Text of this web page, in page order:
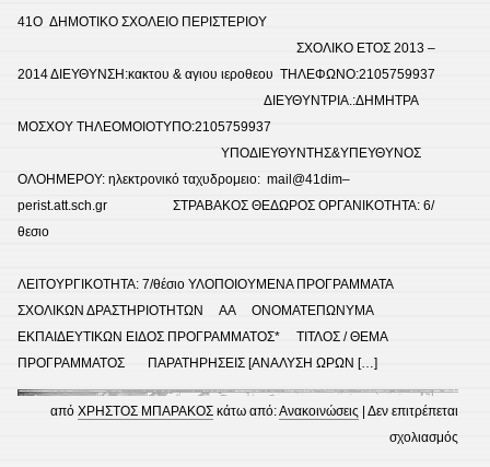
41Ο ΔΗΜΟΤΙΚΟ ΣΧΟΛΕΙΟ ΠΕΡΙΣΤΕΡΙΟΥ
ΣΧΟΛΙΚΟ ΕΤΟΣ 2013 –
2014 ΔΙΕΥΘΥΝΣΗ:κακτου & αγιου ιεροθεου ΤΗΛΕΦΩΝΟ:2105759937
ΔΙΕΥΘΥΝΤΡΙΑ.:ΔΗΜΗΤΡΑ
ΜΟΣΧΟΥ ΤΗΛΕΟΜΟΙΟΤΥΠΟ:2105759937
ΥΠΟΔΙΕΥΘΥΝΤΗΣ&YΠΕΥΘΥΝΟΣ
ΟΛΟΗΜΕΡΟΥ: ηλεκτρονικό ταχυδρομειο: mail@41dim–
perist.att.sch.gr ΣΤΡΑΒΑΚΟΣ ΘΕΔΩΡΟΣ ΟΡΓΑΝΙΚΟΤΗΤΑ: 6/
θεσιο
ΛΕΙΤΟΥΡΓΙΚΟΤΗΤΑ: 7/θέσιο ΥΛΟΠΟΙΟΥΜΕΝΑ ΠΡΟΓΡΑΜΜΑΤΑ
ΣΧΟΛΙΚΩΝ ΔΡΑΣΤΗΡΙΟΤΗΤΩΝ ΑΑ ΟΝΟΜΑΤΕΠΩΝΥΜΑ
ΕΚΠΑΙΔΕΥΤΙΚΩΝ ΕΙΔΟΣ ΠΡΟΓΡΑΜΜΑΤΟΣ* ΤΙΤΛΟΣ / ΘΕΜΑ
ΠΡΟΓΡΑΜΜΑΤΟΣ ΠΑΡΑΤΗΡΗΣΕΙΣ [ΑΝΑΛΥΣΗ ΩΡΩΝ […]
απόΧΡΗΣΤΟΣ ΜΠΑΡΑΚΟΣ κάτω από:Ανακοινώσεις |Δεν επιτρέπεται
σχολιασμός